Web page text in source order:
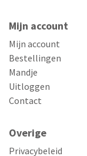
Mijn account
Mijn account
Bestellingen
Mandje
Uitloggen
Contact
Overige
Privacybeleid